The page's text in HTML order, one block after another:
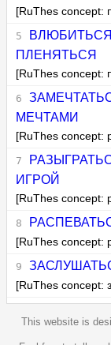
[RuThes concept:
ВЛЮБИТЬСЯ
ПЛЕНЯТЬСЯ
[RuThes concept:
МЕЧТАМИ
[RuThes concept:
ИГРОЙ
[RuThes concept:
[RuThes concept:
[RuThes concept:
This website is